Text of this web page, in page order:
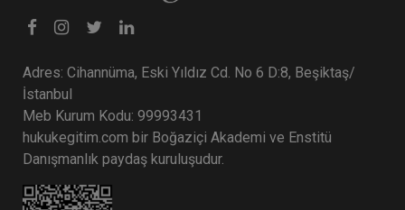
Adres: Cihannüma, Eski Yıldız Cd. No 6 D:8, Beşiktaş/
İstanbul
Meb Kurum Kodu: 99993431
hukukegitim.com bir Boğaziçi Akademi ve Enstitü
Danışmanlık paydaş kuruluşudur.